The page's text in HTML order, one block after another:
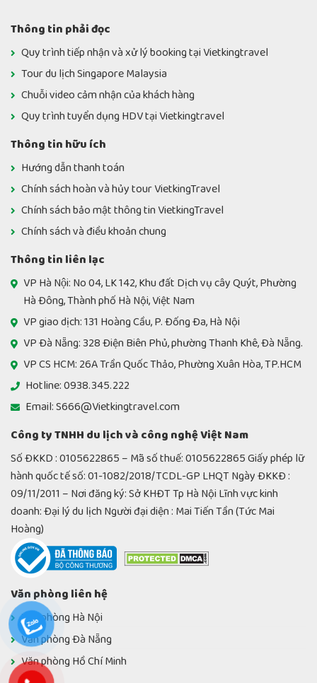
Thông tin phải đọc
Quy trình tiếp nhận và xử lý booking tại Vietkingtravel
Tour du lịch Singapore Malaysia
Chuỗi video cảm nhận của khách hàng
Quy trình tuyển dụng HDV tại Vietkingtravel
Thông tin hữu ích
Hướng dẫn thanh toán
Chính sách hoàn và hủy tour VietkingTravel
Chính sách bảo mật thông tin VietkingTravel
Chính sách và điều khoản chung
Thông tin liên lạc
VP Hà Nội: No 04, LK 142, Khu đất Dịch vụ cây Quýt, Phường
Hà Đông, Thành phố Hà Nội, Việt Nam
VP giao dịch: 131 Hoàng Cầu, P. Đống Đa, Hà Nội
VP Đà Nẵng: 328 Điện Biên Phủ, phường Thanh Khê, Đà Nẵng.
VP CS HCM: 26A Trần Quốc Thảo, Phường Xuân Hòa, TP.HCM
Hotline: 0938.345.222
Email: S666@Vietkingtravel.com
Công ty TNHH du lịch và công nghệ Việt Nam
Số ĐKKD : 0105622865 – Mã số thuế: 0105622865 Giấy phép lữ
hành quốc tế số: 01-1082/2018/TCDL-GP LHQT Ngày ĐKKĐ :
09/11/2011 – Nơi đăng ký: Sở KHĐT Tp Hà Nội Lĩnh vực kinh
doanh: Đại lý du lịch Người đại diện : Mai Tiến Tần (Tức Mai
Hoàng)
Văn phòng liên hệ
Văn phòng Hà Nội
Văn phòng Đà Nẵng
Văn phòng Hồ Chí Minh